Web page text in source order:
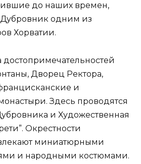
до наших времен,
одним из
Хорватии.
Дворец Ректора,
и
Здесь проводятся
и Художественная
Окрестности
миниатюрными
и народными костюмами.